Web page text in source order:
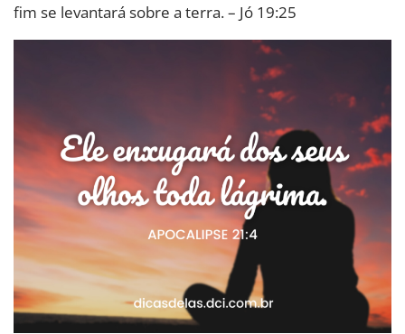
fim se levantará sobre a terra. – Jó 19:25